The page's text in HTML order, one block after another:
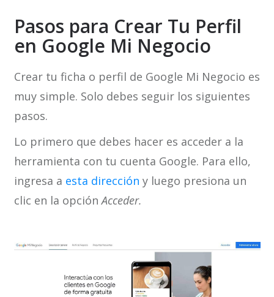
Pasos para Crear Tu Perfil
en Google Mi Negocio
Crear tu ficha o perfil de Google Mi Negocio es
muy simple. Solo debes seguir los siguientes
pasos.
Lo primero que debes hacer es acceder a la
herramienta con tu cuenta Google. Para ello,
ingresa a esta dirección y luego presiona un
clic en la opciónAcceder.